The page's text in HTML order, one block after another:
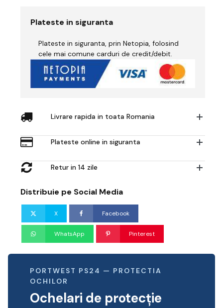
Plateste in siguranta
Plateste in siguranta, prin Netopia, folosind
cele mai comune carduri de credit/debit.
Livrare rapida in toata Romania
Plateste online in siguranta
Retur in 14 zile
Distribuie pe Social Media
X Facebook
WhatsApp Pinterest
PORTWEST PS24 — PROTECTIA
OCHILOR
Ochelari de protecție